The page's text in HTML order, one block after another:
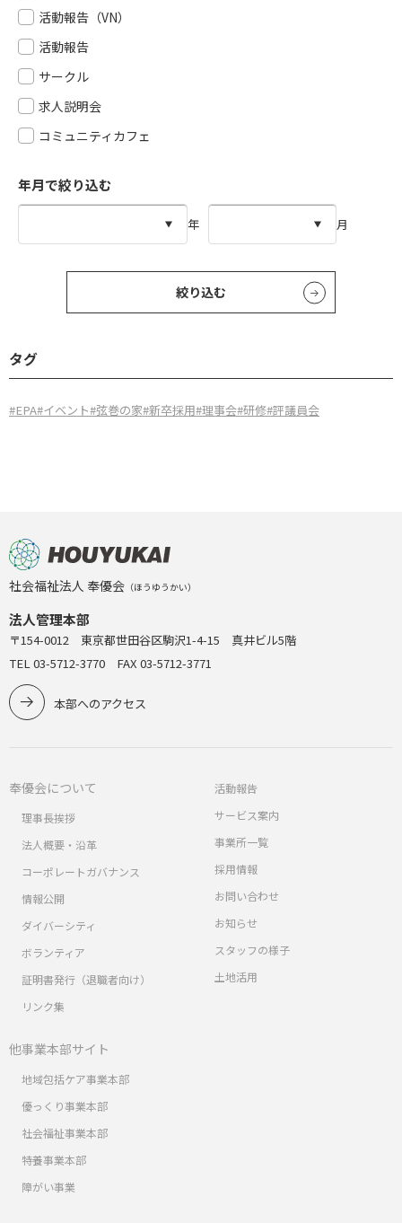
活動報告（VN）
活動報告
サークル
求人説明会
コミュニティカフェ
年月で絞り込む
年 月
絞り込む
タグ
#EPA#イベント#弦巻の家#新卒採用#理事会#研修#評議員会
社会福祉法人 奉優会 （ほうゆうかい）
法人管理本部
〒154-0012 東京都世田谷区駒沢1-4-15 真井ビル5階
TEL 03-5712-3770 FAX 03-5712-3771
本部へのアクセス
奉優会について
理事長挨拶
法人概要・沿革
コーポレートガバナンス
情報公開
ダイバーシティ
ボランティア
証明書発行（退職者向け）
リンク集
活動報告
サービス案内
事業所一覧
採用情報
お問い合わせ
お知らせ
スタッフの様子
土地活用
他事業本部サイト
地域包括ケア事業本部
優っくり事業本部
社会福祉事業本部
特養事業本部
障がい事業